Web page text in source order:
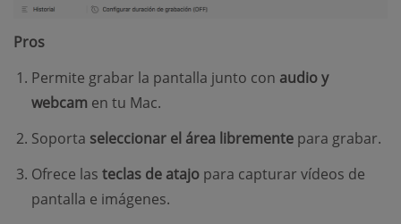
Pros
Permite grabar la pantalla junto con audio y
webcam en tu Mac.
Soporta seleccionar el área libremente para grabar.
Ofrece las teclas de atajo para capturar vídeos de
pantalla e imágenes.